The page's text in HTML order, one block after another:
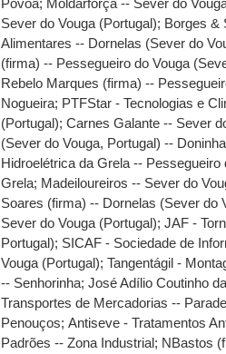
Póvoa; Moldarforça -- Sever do
Sever do Vouga (Portugal); Borges &
Alimentares -- Dornelas (Sever do
(firma) -- Pessegueiro do Vouga
Rebelo Marques (firma) --
Nogueira; PTFStar - Tecnologias e
(Portugal);Carnes Galante -- Sever
(Sever do Vouga, Portugal) --
Hidroelétrica da Grela --
Grela; Madeiloureiros -- Sever do
Soares (firma) -- Dornelas (Sever do
Sever do Vouga (Portugal);JAF -
Portugal); SICAF - Sociedade de
Vouga (Portugal);Tangentágil -
-- Senhorinha;José Adílio Coutinho
Transportes de Mercadorias --
Penouços;Antiseve - Tratamentos
Padrões -- Zona Industrial; NBastos